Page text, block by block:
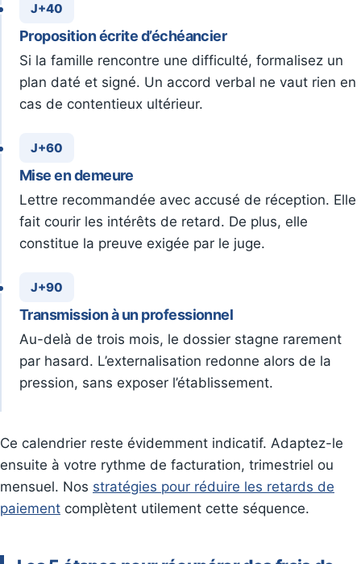
J+40
Proposition écrite d’échéancier
Si la famille rencontre une difficulté, formalisez un
plan daté et signé. Un accord verbal ne vaut rien en
cas de contentieux ultérieur.
J+60
Mise en demeure
Lettre recommandée avec accusé de réception. Elle
fait courir les intérêts de retard. De plus, elle
constitue la preuve exigée par le juge.
J+90
Transmission à un professionnel
Au-delà de trois mois, le dossier stagne rarement
par hasard. L’externalisation redonne alors de la
pression, sans exposer l’établissement.
Ce calendrier reste évidemment indicatif. Adaptez-le
ensuite à votre rythme de facturation, trimestriel ou
mensuel. Nos stratégies pour réduire les retards de
paiement complètent utilement cette séquence.